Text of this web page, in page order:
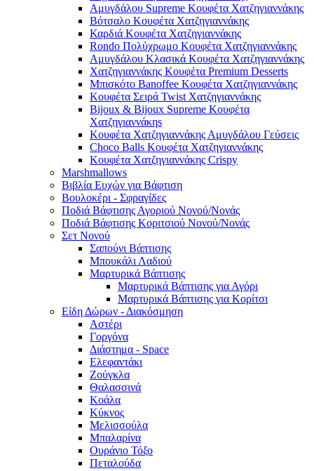
Αμυγδάλου Supreme Κουφέτα Χατζηγιαννάκης
Βότσαλο Κουφέτα Χατζηγιαννάκης
Καρδιά Κουφέτα Χατζηγιαννάκης
Rondo Πολύχρωμο Κουφέτα Χατζηγιαννάκης
Αμυγδάλου Κλασικά Κουφέτα Χατζηγιαννάκης
Χατζηγιαννάκης Κουφέτα Premium Desserts
Μπισκότο Banoffee Κουφέτα Χατζηγιαννάκης
Κουφέτα Σειρά Twist Χατζηγιαννάκης
Bijoux & Bijoux Supreme Κουφέτα
Χατζηγιαννάκηs
Κουφέτα Χατζηγιαννάκης Αμυγδάλου Γεύσεις
Choco Balls Κουφέτα Χατζηγιαννάκης
Κουφέτα Χατζηγιαννάκης Crispy
Marshmallows
Βιβλία Ευχών για Βάφτιση
Βουλοκέρι - Σφραγίδες
Ποδιά Βάφτισης Αγοριού Νονού/Νονάς
Ποδιά Βάφτισης Κοριτσιού Νονού/Νονάς
Σετ Νονού
Σαπούνι Βάπτισης
Μπουκάλι Λαδιού
Μαρτυρικά Βάπτισης
Μαρτυρικά Βάπτισης για Αγόρι
Μαρτυρικά Βάπτισης για Κορίτσι
Είδη Δώρων - Διακόσμηση
Αστέρι
Γοργόνα
Διάστημα - Space
Ελεφαντάκι
Ζούγκλα
Θαλασσινά
Κοάλα
Κύκνος
Μελισσούλα
Μπαλαρίνα
Ουράνιο Τόξο
Πεταλούδα